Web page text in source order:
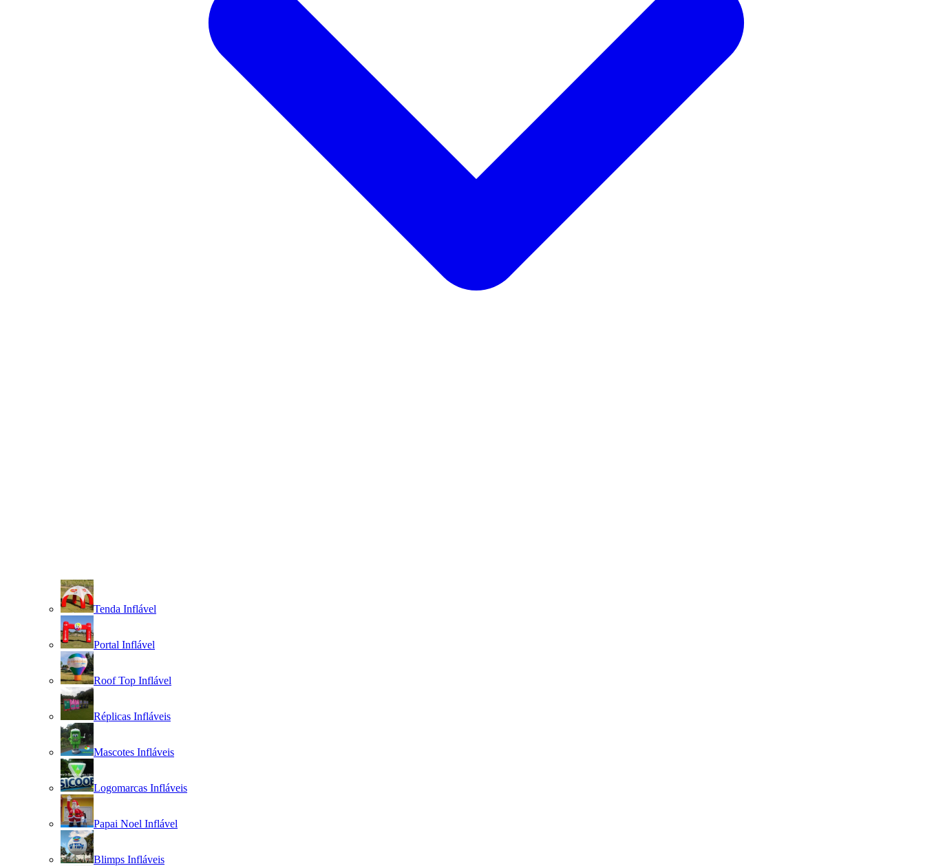
Tenda Inflável
Portal Inflável
Roof Top Inflável
Réplicas Infláveis
Mascotes Infláveis
Logomarcas Infláveis
Papai Noel Inflável
Blimps Infláveis